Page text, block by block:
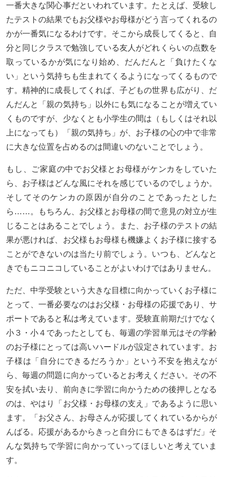
一番大きな関心事だといわれています。たとえば、受験し
たテストの結果でもお父様やお母様がどう言ってくれるの
かが一番気になるわけです。そこから成長してくると、自
分と同じクラスで勉強している友人がどれくらいの点数を
取っているかが気になり始め、だんだんと「負けたくな
い」という気持ちも生まれてくるようになってくるもので
す。精神的に成長してくれば、子どもの世界も広がり、だ
んだんと「親の気持ち」以外にも気になることが増えてい
くものですが、少なくとも小学生の間は（もしくはそれ以
上になっても）「親の気持ち」が、お子様の心の中で非常
に大きな位置を占めるのは間違いのないことでしょう。
もし、ご家庭の中でお父様とお母様がケンカをしていた
ら、お子様はどんな風にそれを感じているのでしょうか。
そしてそのケンカの原因が自分のことであったとした
ら……。もちろん、お父様とお母様の間で意見の対立が生
じることはあることでしょう。また、お子様のテストの結
果が悪ければ、お父様もお母様も機嫌よくお子様に接する
ことができないのは当たり前でしょう。いつも、どんなと
きでもニコニコしていることがよいわけではありません。
ただ、中学受験という大きな目標に向かっていくお子様に
とって、一番必要なのはお父様・お母様の応援であり、サ
ポートであると私は考えています。受験直前期だけでなく
小３・小４であったとしても、毎週の学習単元はその学齢
のお子様にとっては高いハードルが設定されています。お
子様は「自分にできるだろうか」という不安を抱えなが
ら、毎週の問題に向かっているとお考えください。その不
安を拭い去り、前向きに学習に向かうための後押しとなる
のは、やはり「お父様・お母様の支え」であるように思い
ます。「お父さん、お母さんが応援してくれているからが
んばる。応援があるからきっと自分にもできるはずだ」そ
んな気持ちで学習に向かっていってほしいと考えていま
す。